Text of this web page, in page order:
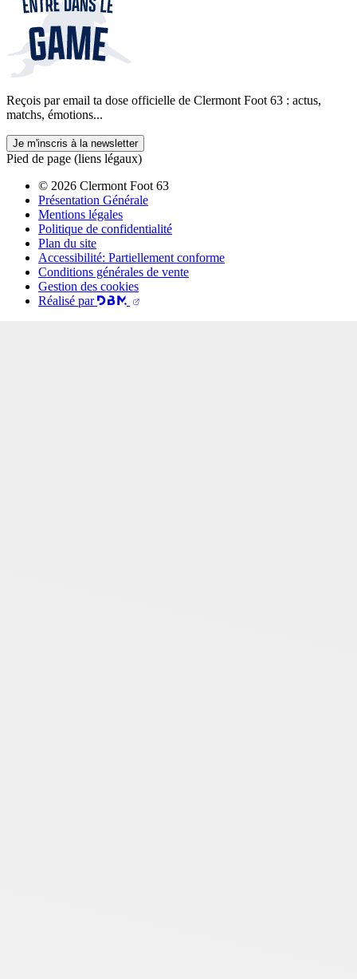
Reçois par email ta dose officielle de Clermont Foot 63 : actus,
matchs, émotions...
Je m'inscris à la newsletter
Pied de page (liens légaux)
© 2026 Clermont Foot 63
Présentation Générale
Mentions légales
Politique de confidentialité
Plan du site
Accessibilité: Partiellement conforme
Conditions générales de vente
Gestion des cookies
Réalisé par